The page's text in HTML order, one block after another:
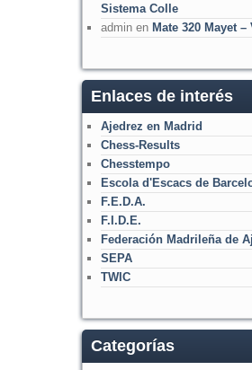
Sistema Colle
adminen Mate 320 Mayet
Enlaces de interés
Ajedrez en Madrid
Chess-Results
Chesstempo
Escola d'Escacs de
F.E.D.A.
F.I.D.E.
Federación Madrileña de
SEPA
TWIC
Categorías